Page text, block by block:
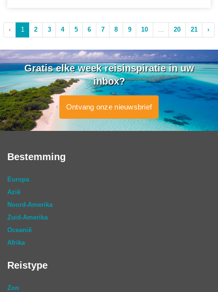
‹ 1 2 3 4 5 6 7 8 9 10 ... 20 21 ›
Gratis elke week reisinspiratie in uw
inbox?
Ontvang onze nieuwsbrief
Bestemming
Europa
Azië
Noord-Amerika
Zuid-Amerika
Oceanië
Afrika
Reistype
Zon